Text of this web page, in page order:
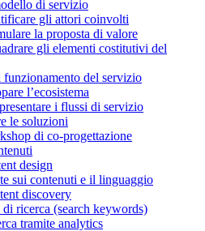
di servizio
gli attori coinvolti
la proposta di valore
gli elementi costitutivi del
del servizio
l’ecosistema
i flussi di servizio
le soluzioni
di co-progettazione
design
sui contenuti e il linguaggio
discovery
ricerca (search keywords)
tramite analytics